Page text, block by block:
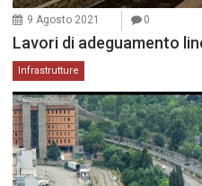
9 Agosto 2021 0
Lavori di adeguamento
Infrastrutture